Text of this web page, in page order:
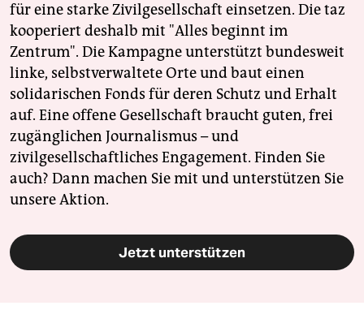
für eine starke Zivilgesellschaft einsetzen. Die taz
kooperiert deshalb mit "Alles beginnt im
Zentrum". Die Kampagne unterstützt bundesweit
linke, selbstverwaltete Orte und baut einen
solidarischen Fonds für deren Schutz und Erhalt
auf. Eine offene Gesellschaft braucht guten, frei
zugänglichen Journalismus – und
zivilgesellschaftliches Engagement. Finden Sie
auch? Dann machen Sie mit und unterstützen Sie
unsere Aktion.
Jetzt unterstützen